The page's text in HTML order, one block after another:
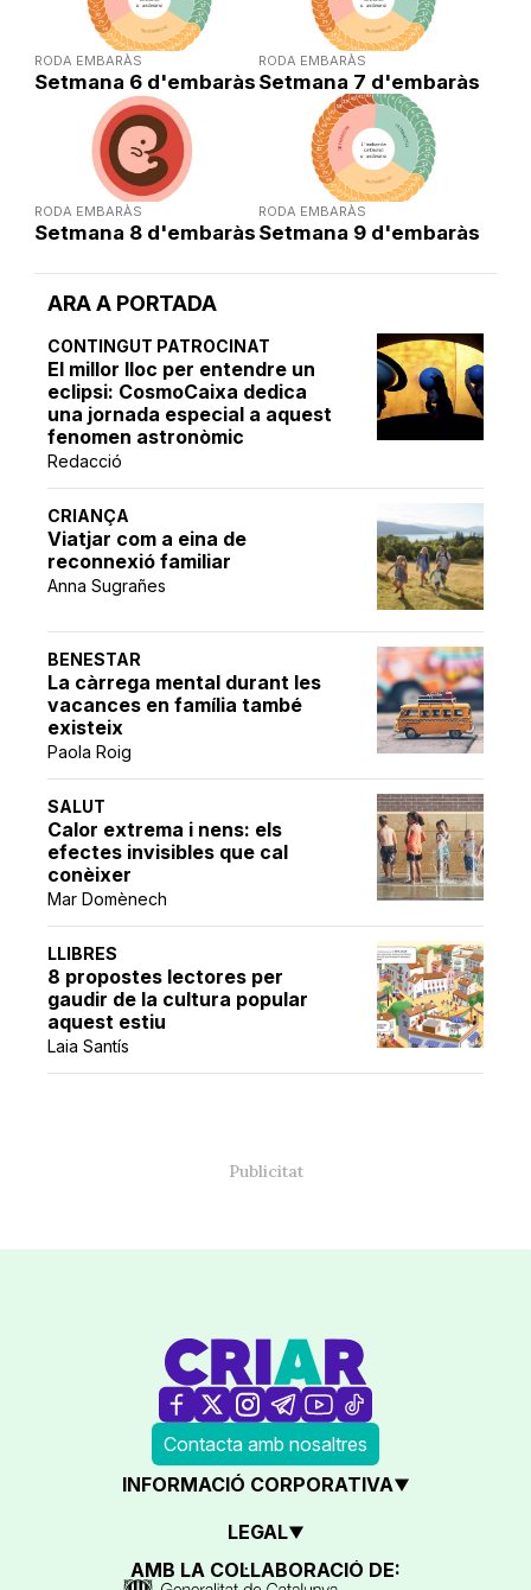
ARA A PORTADA
CONTINGUT PATROCINAT
El millor lloc per entendre un
eclipsi: CosmoCaixa dedica
una jornada especial a aquest
fenomen astronòmic
Redacció
CRIANÇA
Viatjar com a eina de
reconnexió familiar
Anna Sugrañes
BENESTAR
La càrrega mental durant les
vacances en família també
existeix
Paola Roig
SALUT
Calor extrema i nens: els
efectes invisibles que cal
conèixer
Mar Domènech
LLIBRES
8 propostes lectores per
gaudir de la cultura popular
aquest estiu
Laia Santís
RODA EMBARÀS
Setmana 6 d'embaràs
RODA EMBARÀS
Setmana 7 d'embaràs
RODA EMBARÀS
Setmana 8 d'embaràs
RODA EMBARÀS
Setmana 9 d'embaràs
Contacta amb nosaltres
INFORMACIÓ CORPORATIVA
LEGAL
AMB LA COL·LABORACIÓ DE: